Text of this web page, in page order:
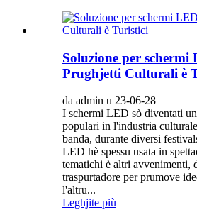
Soluzione per schermi
Prughjetti Culturali è
da admin u 23-06-28
I schermi LED sò diventati
populari in l'industria
banda, durante diversi
LED hè spessu usata in
tematichi è altri avvenimenti,
traspurtadore per prumove
l'altru...
Leghjite più